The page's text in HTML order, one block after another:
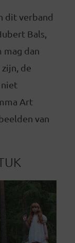
dit verband
Bals,
mag dan
de
niet
Art
van